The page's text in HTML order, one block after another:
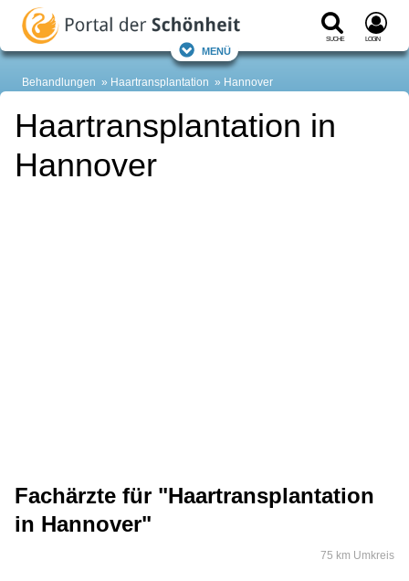
Suche Login
Menü
Behandlungen Haartransplantation Hannover
Haartransplantation in
Hannover
Fachärzte für "Haartransplantation
in Hannover"
75 km Umkreis